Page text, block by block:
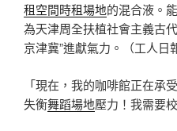
租空間時租場地的混合液。
為天津周全扶植社會主義古
京津冀”進獻氣力。（工人日
「現在，我的咖啡館正在承
失衡舞蹈場地壓力！我需要校